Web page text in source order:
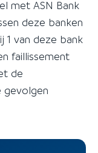
met ASN Bank
deze banken
1 van deze bank
faillissement
de
gevolgen